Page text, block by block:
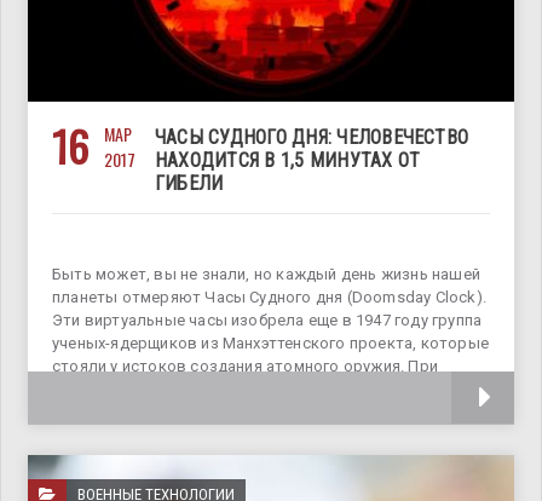
16
МАР
2017
ЧАСЫ СУДНОГО ДНЯ: ЧЕЛОВЕЧЕСТВО
НАХОДИТСЯ В 1,5 МИНУТАХ ОТ
ГИБЕЛИ
Быть может, вы не знали, но каждый день жизнь нашей
планеты отмеряют Часы Судного дня (Doomsday Clock).
Эти виртуальные часы изобрела еще в 1947 году группа
ученых-ядерщиков из Манхэттенского проекта, которые
стояли у истоков создания атомного оружия. При
ВОЕННЫЕ ТЕХНОЛОГИИ